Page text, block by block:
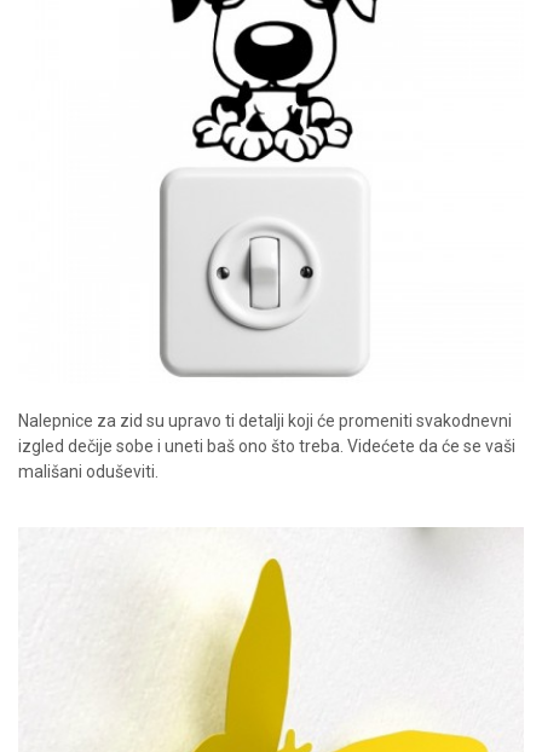
Nalepnice za zid su upravo ti detalji koji će promeniti svakodnevni
izgled dečije sobe i uneti baš ono što treba. Videćete da će se vaši
mališani oduševiti.